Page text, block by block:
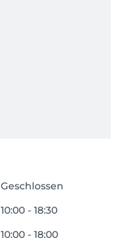
Geschlossen
10:00 - 18:30
10:00 - 18:00